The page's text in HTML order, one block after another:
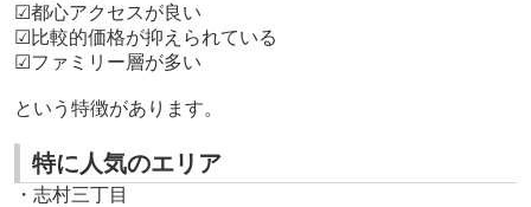
☑都心アクセスが良い
☑比較的価格が抑えられている
☑ファミリー層が多い
という特徴があります。
特に人気のエリア
・志村三丁目